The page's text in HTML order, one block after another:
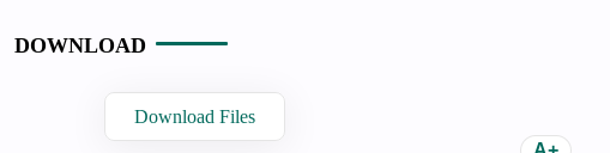
DOWNLOAD
Download Files